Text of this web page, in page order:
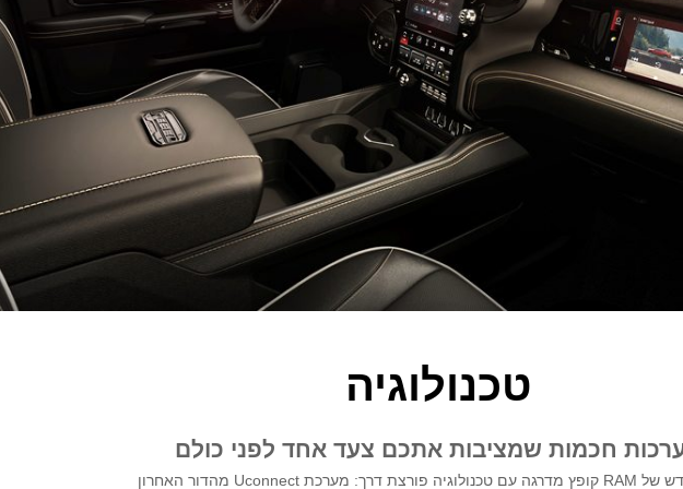
טכנולוגיה
חכמות שמציבות אתכם צעד אחד לפני כולם
הדור החדש של RAM קופץ מדרגה עם טכנולוגיה פורצת דרך: מערכת Uconnect מהדור האחרון